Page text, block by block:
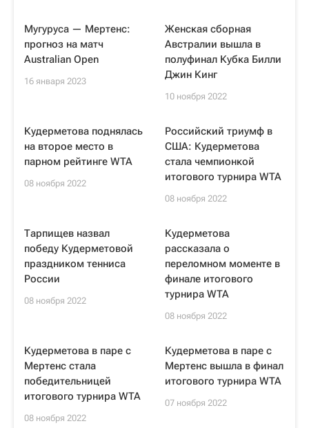
Мугуруса — Мертенс:
прогноз на матч
Australian Open
16 января 2023
Женская сборная
Австралии вышла в
полуфинал Кубка Билли
Джин Кинг
10 ноября 2022
Кудерметова поднялась
на второе место в
парном рейтинге WTA
08 ноября 2022
Российский триумф в
США: Кудерметова
стала чемпионкой
итогового турнира WTA
08 ноября 2022
Тарпищев назвал
победу Кудерметовой
праздником тенниса
России
08 ноября 2022
Кудерметова
рассказала о
переломном моменте в
финале итогового
турнира WTA
08 ноября 2022
Кудерметова в паре с
Мертенс стала
победительницей
итогового турнира WTA
08 ноября 2022
Кудерметова в паре с
Мертенс вышла в финал
итогового турнира WTA
07 ноября 2022